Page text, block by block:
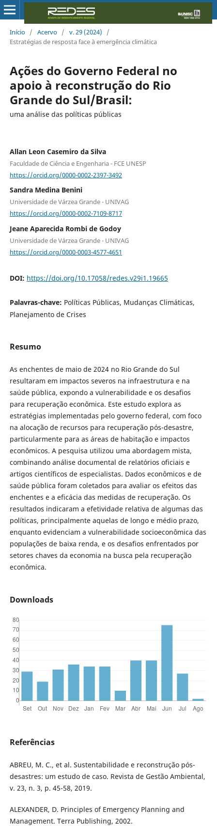
Início / Acervo / v. 29 (2024)
/
Estratégias de resposta face à emergência climática
Ações do Governo Federal no
apoio à reconstrução do Rio
Grande do Sul/Brasil:
uma análise das políticas públicas
Allan Leon Casemiro da Silva
Faculdade de Ciência e Engenharia - FCE UNESP
https://orcid.org/0000-0002-2397-3492
Sandra Medina Benini
Universidade de Várzea Grande - UNIVAG
https://orcid.org/0000-0002-7109-8717
Jeane Aparecida Rombi de Godoy
Universidade de Várzea Grande - UNIVAG
https://orcid.org/0000-0003-4577-4651
DOI: https://doi.org/10.17058/redes.v29i1.19665
Palavras-chave: Políticas Públicas, Mudanças Climáticas,
Planejamento de Crises
Resumo
As enchentes de maio de 2024 no Rio Grande do Sul
resultaram em impactos severos na infraestrutura e na
saúde pública, expondo a vulnerabilidade e os desafios
para recuperação econômica. Este estudo explora as
estratégias implementadas pelo governo federal, com foco
na alocação de recursos para recuperação pós-desastre,
particularmente para as áreas de habitação e impactos
econômicos. A pesquisa utilizou uma abordagem mista,
combinando análise documental de relatórios oficiais e
artigos científicos de especialistas. Dados econômicos e de
saúde pública foram coletados para avaliar os efeitos das
enchentes e a eficácia das medidas de recuperação. Os
resultados indicaram a efetividade relativa de algumas das
políticas, principalmente aquelas de longo e médio prazo,
enquanto evidenciam a vulnerabilidade socioeconômica das
populações de baixa renda, e os desafios enfrentados por
setores chaves da economia na busca pela recuperação
econômica.
Downloads
Referências
ABREU, M. C., et al. Sustentabilidade e reconstrução pós-
desastres: um estudo de caso. Revista de Gestão Ambiental,
v. 23, n. 3, p. 45-58, 2019.
ALEXANDER, D. Principles of Emergency Planning and
Management. Terra Publishing, 2002.